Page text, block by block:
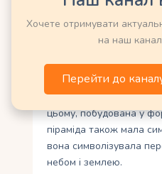
та значення. Вчені
мала велике релігійне
стародавнього
слугувала
фараона Хеопса та
цьому, побудована у
піраміда також мала
вона символізувала
небом і землею.
Хочете отримувати
на наш
Перейти до